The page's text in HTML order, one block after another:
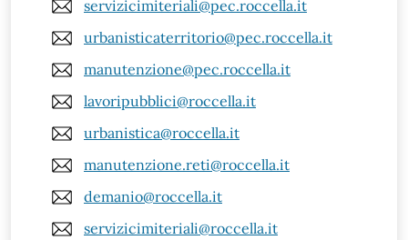
servizicimiteriali@pec.roccella.it
urbanisticaterritorio@pec.roccella.it
manutenzione@pec.roccella.it
lavoripubblici@roccella.it
urbanistica@roccella.it
manutenzione.reti@roccella.it
demanio@roccella.it
servizicimiteriali@roccella.it